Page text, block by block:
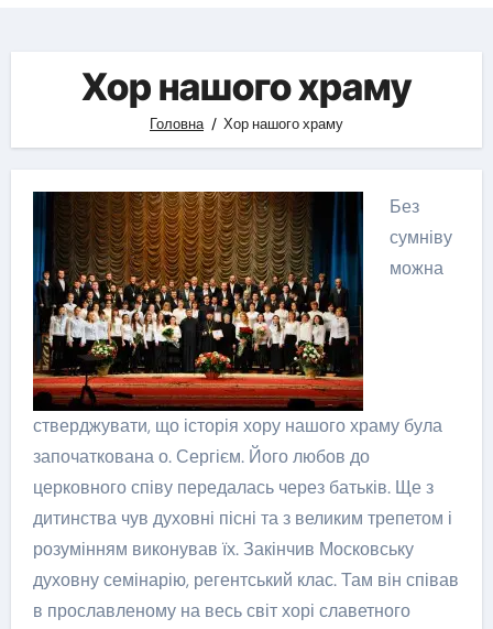
Хор нашого храму
Головна Хор нашого храму
Без
сумніву
можна
стверджувати, що історія хору нашого храму була
започаткована о. Сергієм. Його любов до
церковного співу передалась через батьків. Ще з
дитинства чув духовні пісні та з великим трепетом і
розумінням виконував їх. Закінчив Московську
духовну семінарію, регентський клас. Там він співав
в прославленому на весь світ хорі славетного